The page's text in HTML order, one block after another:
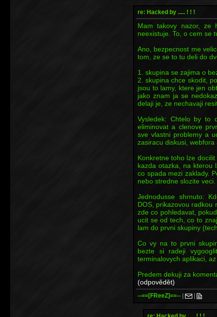
re: Hacked by ..... ! ! !
Mam takovy nazor, ze
neexistuje. To, o cem se
Ano, bezpecnost me
tom, ze se to tu deli do
1. skupina se zajima o
2. skupina chce skodit,
jsou to lamy, ktere jen
jako znam ja se
delaji je, ze nechavaji
Vysledek: Chtelo by to
eliminovat a clenove
sve vlastni problemy a
zasiracu diskusi, webfora
Konkretne toho lze
kazda otazka, na kterou
co spada mezi zaklady.
nebo stredne slozite veci.
Jednodusse shrnuto:
DOS, prikazovou radkou
zde co pohledavat,
ucit se od tech, co to
lam do prvni skupiny
Co vy na to prvni
bezte si radeji
terminalovych aplikaci,
Predem dekuji za
(odpovědět)
--==[FReeZ]==-- | |